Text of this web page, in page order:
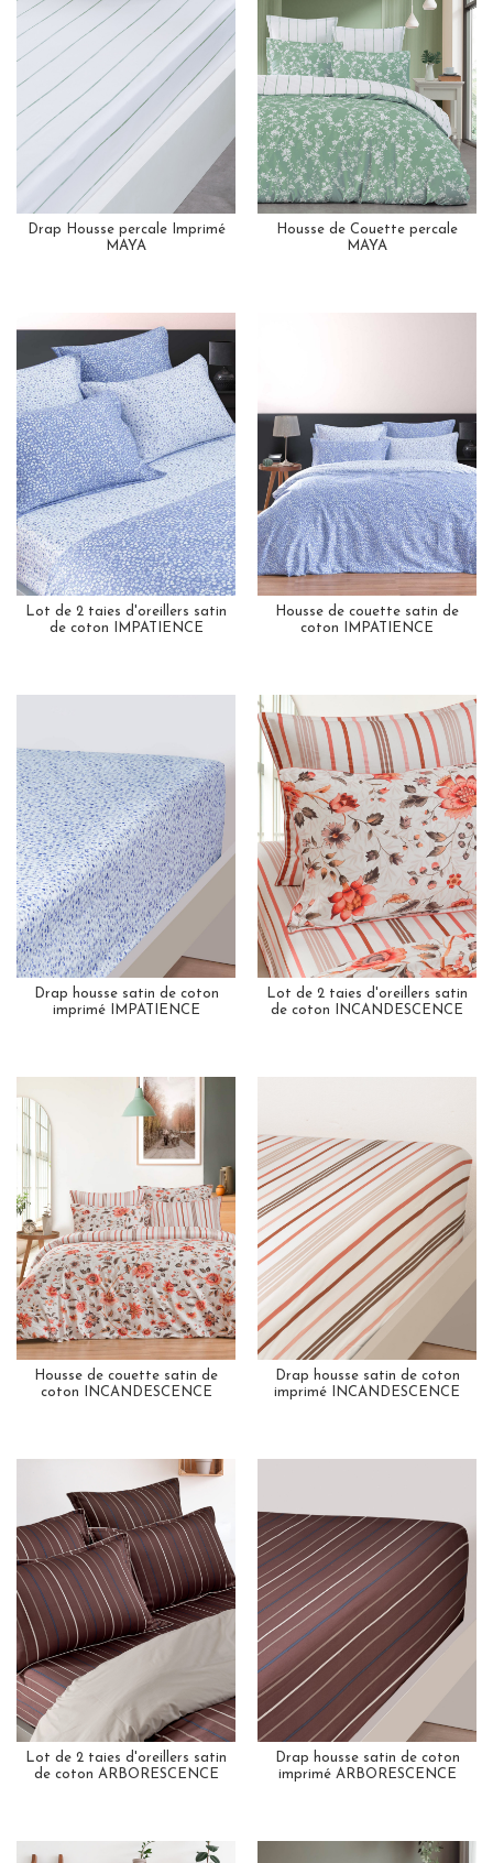
Drap Housse percale Imprimé
MAYA
Housse de Couette percale
MAYA
Lot de 2 taies d'oreillers satin
de coton IMPATIENCE
Housse de couette satin de
coton IMPATIENCE
Drap housse satin de coton
imprimé IMPATIENCE
Lot de 2 taies d'oreillers satin
de coton INCANDESCENCE
Housse de couette satin de
coton INCANDESCENCE
Drap housse satin de coton
imprimé INCANDESCENCE
Lot de 2 taies d'oreillers satin
de coton ARBORESCENCE
Drap housse satin de coton
imprimé ARBORESCENCE